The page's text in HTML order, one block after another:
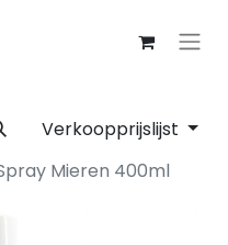
Verkoopprijslijst
Mieren 400ml